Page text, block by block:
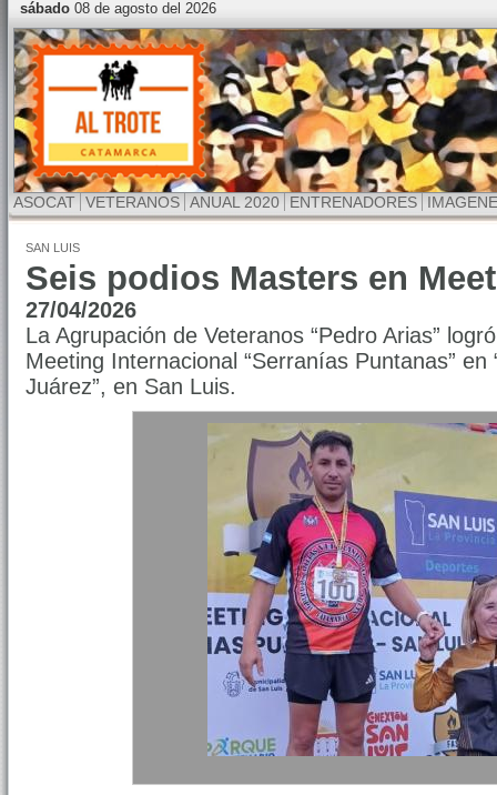
sábado08 de agosto del 2026
ASOCAT VETERANOS ANUAL 2020 ENTRENADORES
SAN LUIS
Seis podios Masters en
27/04/2026
La Agrupación de Veteranos “Pedro Arias”
Meeting Internacional “Serranías Puntanas” en
Juárez”, en San Luis.